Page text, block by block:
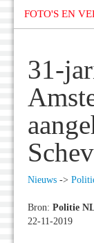
FOTO'S EN
31-
Nieuws ->
Bron: Politie
22-11-2019